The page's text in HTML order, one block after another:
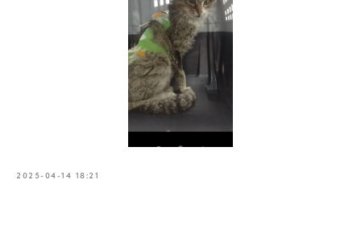
2025-04-14 18:21